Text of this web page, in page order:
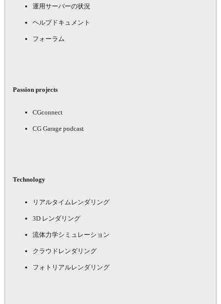
運用サーバーの状況
ヘルプドキュメント
フォーラム
Passion projects
CGconnect
CG Garage podcast
Technology
リアルタイムレンダリング
3D レンダリング
流体力学シミュレーション
クラウドレンダリング
フォトリアルレンダリング